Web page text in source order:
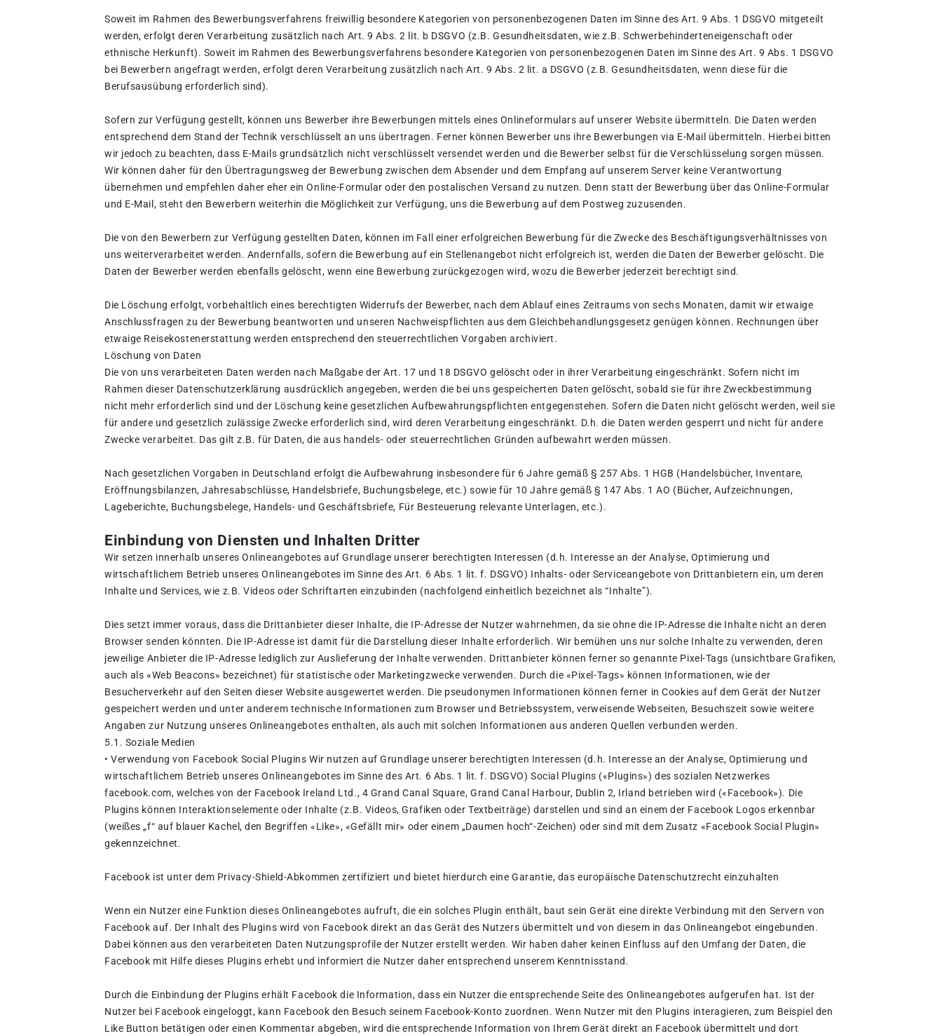
Soweit im Rahmen des Bewerbungsverfahrens freiwillig besondere Kategorien von personenbezogenen Daten im Sinne des Art. 9 Abs. 1 DSGVO mitgeteilt
werden, erfolgt deren Verarbeitung zusätzlich nach Art. 9 Abs. 2 lit. b DSGVO (z.B. Gesundheitsdaten, wie z.B. Schwerbehinderteneigenschaft oder
ethnische Herkunft). Soweit im Rahmen des Bewerbungsverfahrens besondere Kategorien von personenbezogenen Daten im Sinne des Art. 9 Abs. 1 DSGVO
bei Bewerbern angefragt werden, erfolgt deren Verarbeitung zusätzlich nach Art. 9 Abs. 2 lit. a DSGVO (z.B. Gesundheitsdaten, wenn diese für die
Berufsausübung erforderlich sind).
Sofern zur Verfügung gestellt, können uns Bewerber ihre Bewerbungen mittels eines Onlineformulars auf unserer Website übermitteln. Die Daten werden
entsprechend dem Stand der Technik verschlüsselt an uns übertragen. Ferner können Bewerber uns ihre Bewerbungen via E-Mail übermitteln. Hierbei bitten
wir jedoch zu beachten, dass E-Mails grundsätzlich nicht verschlüsselt versendet werden und die Bewerber selbst für die Verschlüsselung sorgen müssen.
Wir können daher für den Übertragungsweg der Bewerbung zwischen dem Absender und dem Empfang auf unserem Server keine Verantwortung
übernehmen und empfehlen daher eher ein Online-Formular oder den postalischen Versand zu nutzen. Denn statt der Bewerbung über das Online-Formular
und E-Mail, steht den Bewerbern weiterhin die Möglichkeit zur Verfügung, uns die Bewerbung auf dem Postweg zuzusenden.
Die von den Bewerbern zur Verfügung gestellten Daten, können im Fall einer erfolgreichen Bewerbung für die Zwecke des Beschäftigungsverhältnisses von
uns weiterverarbeitet werden. Andernfalls, sofern die Bewerbung auf ein Stellenangebot nicht erfolgreich ist, werden die Daten der Bewerber gelöscht. Die
Daten der Bewerber werden ebenfalls gelöscht, wenn eine Bewerbung zurückgezogen wird, wozu die Bewerber jederzeit berechtigt sind.
Die Löschung erfolgt, vorbehaltlich eines berechtigten Widerrufs der Bewerber, nach dem Ablauf eines Zeitraums von sechs Monaten, damit wir etwaige
Anschlussfragen zu der Bewerbung beantworten und unseren Nachweispflichten aus dem Gleichbehandlungsgesetz genügen können. Rechnungen über
etwaige Reisekostenerstattung werden entsprechend den steuerrechtlichen Vorgaben archiviert.
Löschung von Daten
Die von uns verarbeiteten Daten werden nach Maßgabe der Art. 17 und 18 DSGVO gelöscht oder in ihrer Verarbeitung eingeschränkt. Sofern nicht im
Rahmen dieser Datenschutzerklärung ausdrücklich angegeben, werden die bei uns gespeicherten Daten gelöscht, sobald sie für ihre Zweckbestimmung
nicht mehr erforderlich sind und der Löschung keine gesetzlichen Aufbewahrungspflichten entgegenstehen. Sofern die Daten nicht gelöscht werden, weil sie
für andere und gesetzlich zulässige Zwecke erforderlich sind, wird deren Verarbeitung eingeschränkt. D.h. die Daten werden gesperrt und nicht für andere
Zwecke verarbeitet. Das gilt z.B. für Daten, die aus handels- oder steuerrechtlichen Gründen aufbewahrt werden müssen.
Nach gesetzlichen Vorgaben in Deutschland erfolgt die Aufbewahrung insbesondere für 6 Jahre gemäß § 257 Abs. 1 HGB (Handelsbücher, Inventare,
Eröffnungsbilanzen, Jahresabschlüsse, Handelsbriefe, Buchungsbelege, etc.) sowie für 10 Jahre gemäß § 147 Abs. 1 AO (Bücher, Aufzeichnungen,
Lageberichte, Buchungsbelege, Handels- und Geschäftsbriefe, Für Besteuerung relevante Unterlagen, etc.).
Einbindung von Diensten und Inhalten Dritter
Wir setzen innerhalb unseres Onlineangebotes auf Grundlage unserer berechtigten Interessen (d.h. Interesse an der Analyse, Optimierung und
wirtschaftlichem Betrieb unseres Onlineangebotes im Sinne des Art. 6 Abs. 1 lit. f. DSGVO) Inhalts- oder Serviceangebote von Drittanbietern ein, um deren
Inhalte und Services, wie z.B. Videos oder Schriftarten einzubinden (nachfolgend einheitlich bezeichnet als “Inhalte”).
Dies setzt immer voraus, dass die Drittanbieter dieser Inhalte, die IP-Adresse der Nutzer wahrnehmen, da sie ohne die IP-Adresse die Inhalte nicht an deren
Browser senden könnten. Die IP-Adresse ist damit für die Darstellung dieser Inhalte erforderlich. Wir bemühen uns nur solche Inhalte zu verwenden, deren
jeweilige Anbieter die IP-Adresse lediglich zur Auslieferung der Inhalte verwenden. Drittanbieter können ferner so genannte Pixel-Tags (unsichtbare Grafiken,
auch als «Web Beacons» bezeichnet) für statistische oder Marketingzwecke verwenden. Durch die «Pixel-Tags» können Informationen, wie der
Besucherverkehr auf den Seiten dieser Website ausgewertet werden. Die pseudonymen Informationen können ferner in Cookies auf dem Gerät der Nutzer
gespeichert werden und unter anderem technische Informationen zum Browser und Betriebssystem, verweisende Webseiten, Besuchszeit sowie weitere
Angaben zur Nutzung unseres Onlineangebotes enthalten, als auch mit solchen Informationen aus anderen Quellen verbunden werden.
5.1. Soziale Medien
• Verwendung von Facebook Social Plugins Wir nutzen auf Grundlage unserer berechtigten Interessen (d.h. Interesse an der Analyse, Optimierung und
wirtschaftlichem Betrieb unseres Onlineangebotes im Sinne des Art. 6 Abs. 1 lit. f. DSGVO) Social Plugins («Plugins») des sozialen Netzwerkes
facebook.com, welches von der Facebook Ireland Ltd., 4 Grand Canal Square, Grand Canal Harbour, Dublin 2, Irland betrieben wird («Facebook»). Die
Plugins können Interaktionselemente oder Inhalte (z.B. Videos, Grafiken oder Textbeiträge) darstellen und sind an einem der Facebook Logos erkennbar
(weißes „f“ auf blauer Kachel, den Begriffen «Like», «Gefällt mir» oder einem „Daumen hoch“-Zeichen) oder sind mit dem Zusatz «Facebook Social Plugin»
gekennzeichnet.
Facebook ist unter dem Privacy-Shield-Abkommen zertifiziert und bietet hierdurch eine Garantie, das europäische Datenschutzrecht einzuhalten
Wenn ein Nutzer eine Funktion dieses Onlineangebotes aufruft, die ein solches Plugin enthält, baut sein Gerät eine direkte Verbindung mit den Servern von
Facebook auf. Der Inhalt des Plugins wird von Facebook direkt an das Gerät des Nutzers übermittelt und von diesem in das Onlineangebot eingebunden.
Dabei können aus den verarbeiteten Daten Nutzungsprofile der Nutzer erstellt werden. Wir haben daher keinen Einfluss auf den Umfang der Daten, die
Facebook mit Hilfe dieses Plugins erhebt und informiert die Nutzer daher entsprechend unserem Kenntnisstand.
Durch die Einbindung der Plugins erhält Facebook die Information, dass ein Nutzer die entsprechende Seite des Onlineangebotes aufgerufen hat. Ist der
Nutzer bei Facebook eingeloggt, kann Facebook den Besuch seinem Facebook-Konto zuordnen. Wenn Nutzer mit den Plugins interagieren, zum Beispiel den
Like Button betätigen oder einen Kommentar abgeben, wird die entsprechende Information von Ihrem Gerät direkt an Facebook übermittelt und dort